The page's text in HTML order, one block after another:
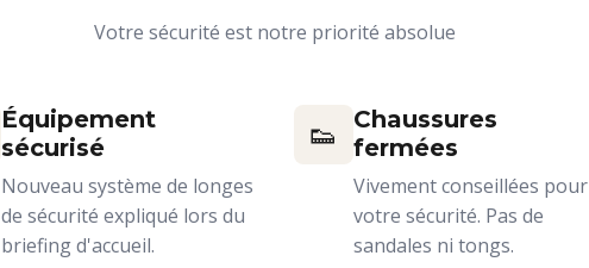
Votre sécurité est notre priorité absolue
Équipement
sécurisé
Nouveau système de longes
de sécurité expliqué lors du
briefing d'accueil.
👟
Chaussures
fermées
Vivement conseillées pour
votre sécurité. Pas de
sandales ni tongs.